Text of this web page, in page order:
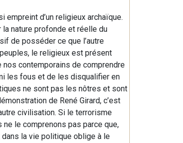
d’un religieux archaïque.
nature profonde et réelle du
de posséder ce que l’autre
le religieux est présent
nos contemporains de comprendre
les fous et de les disqualifier en
ne sont pas les nôtres et sont
de René Girard, c’est
civilisation. Si le terrorisme
ne le comprenons pas parce que,
dans la vie politique oblige à le